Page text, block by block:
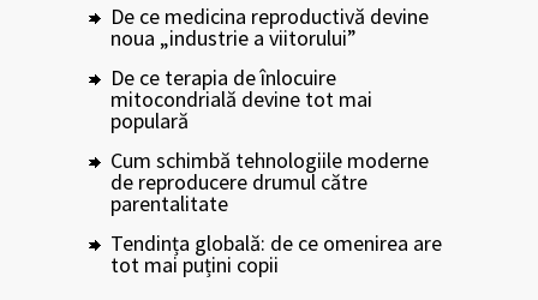
De ce medicina reproductivă devine
noua „industrie a viitorului”
De ce terapia de înlocuire
mitocondrială devine tot mai
populară
Cum schimbă tehnologiile moderne
de reproducere drumul către
parentalitate
Tendința globală: de ce omenirea are
tot mai puțini copii